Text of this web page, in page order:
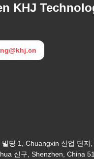
KHJ
빌딩 1, Chuangxin 산업 단지
신구, Shenzhen, China